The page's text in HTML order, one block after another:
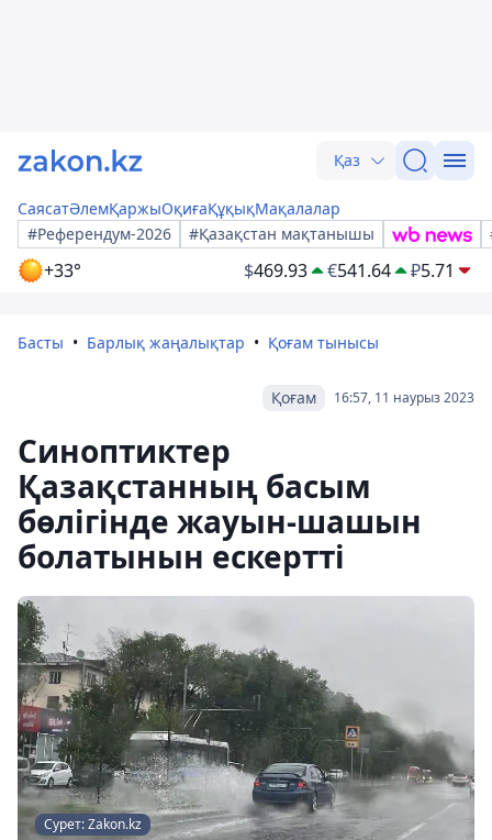
Қаз
СаясатӘлемҚаржыОқиғаҚұқықМақалалар
#Референдум-2026
#Қазақстан мақтанышы
+33° $469.93 €541.64 ₽5.71
Басты Барлық жаңалықтар Қоғам тынысы
16:57, 11 наурыз 2023
Қоғам
Синоптиктер
Қазақстанның басым
бөлігінде жауын-шашын
болатынын ескертті
Сурет: Zakon.kz